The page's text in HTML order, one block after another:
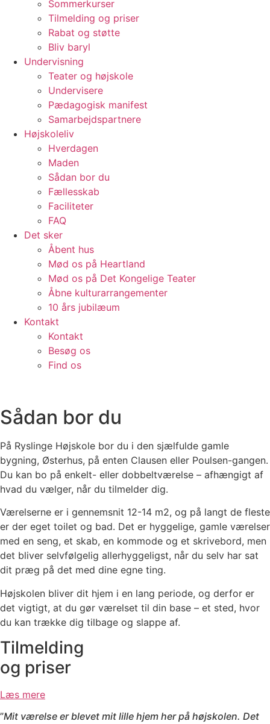
Sommerkurser
Tilmelding og priser
Rabat og støtte
Bliv baryl
Undervisning
Teater og højskole
Undervisere
Pædagogisk manifest
Samarbejdspartnere
Højskoleliv
Hverdagen
Maden
Sådan bor du
Fællesskab
Faciliteter
FAQ
Det sker
Åbent hus
Mød os på Heartland
Mød os på Det Kongelige Teater
Åbne kulturarrangementer
10 års jubilæum
Kontakt
Kontakt
Besøg os
Find os
Sådan bor du
På Ryslinge Højskole bor du i den sjælfulde gamle
bygning, Østerhus, på enten Clausen eller Poulsen-gangen.
Du kan bo på enkelt- eller dobbeltværelse – afhængigt af
hvad du vælger, når du tilmelder dig.
Værelserne er i gennemsnit 12-14 m2, og på langt de fleste
er der eget toilet og bad. Det er hyggelige, gamle værelser
med en seng, et skab, en kommode og et skrivebord, men
det bliver selvfølgelig allerhyggeligst, når du selv har sat
dit præg på det med dine egne ting.
Højskolen bliver dit hjem i en lang periode, og derfor er
det vigtigt, at du gør værelset til din base – et sted, hvor
du kan trække dig tilbage og slappe af.
Tilmelding
og priser
Læs mere
”Mit værelse er blevet mit lille hjem her på højskolen. Det